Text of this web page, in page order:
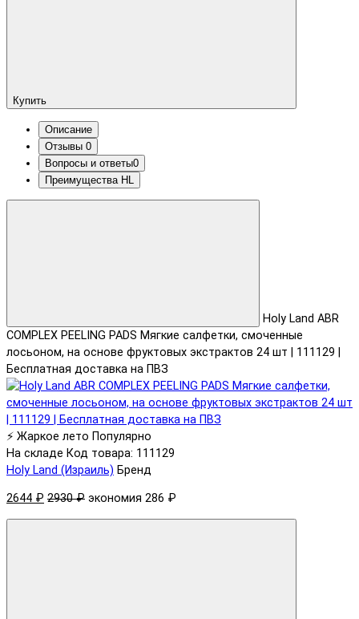
Купить
Описание
Отзывы 0
Вопросы и ответы0
Преимущества HL
Holy Land ABR
COMPLEX PEELING PADS Мягкие салфетки, смоченные
лосьоном, на основе фруктовых экстрактов 24 шт | 111129 |
Бесплатная доставка на ПВЗ
⚡ Жаркое лето Популярно
На складе Код товара: 111129
Holy Land (Израиль) Бренд
2644 ₽ 2930 ₽ экономия 286 ₽